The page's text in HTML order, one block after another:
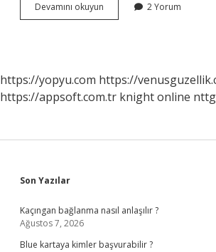
Devamını okuyun
Bozmak
2 Yorum
https://yopyu.com https://
https://appsoft.com.tr knight online
Sidebar
Son Yazılar
Kaçıngan bağlanma nasıl anlaşılır ?
Ağustos 7, 2026
Blue kartaya kimler başvurabilir ?